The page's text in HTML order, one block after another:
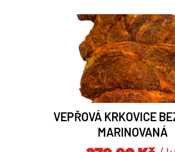
VEPŘOVÁ KRKOVICE
MARINOVANÁ